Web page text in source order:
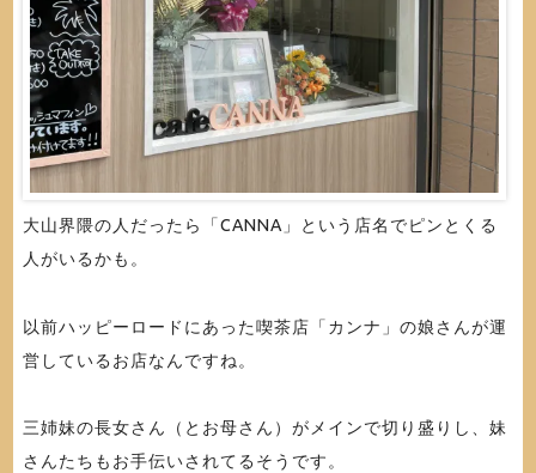
大山界隈の人だったら「CANNA」という店名でピンとくる
人がいるかも。
以前ハッピーロードにあった喫茶店「カンナ」の娘さんが運
営しているお店なんですね。
三姉妹の長女さん（とお母さん）がメインで切り盛りし、妹
さんたちもお手伝いされてるそうです。